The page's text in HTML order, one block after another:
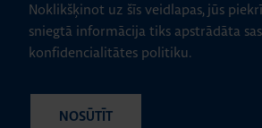
Noklikšķinot uz šīs veidlapas, jūs
sniegtā informācija tiks apstrādāta
konfidencialitātes politiku.